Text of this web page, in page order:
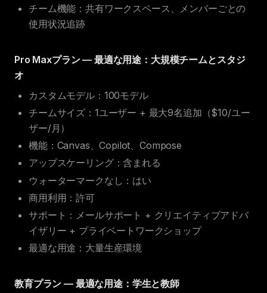
チーム機能：共有ワークスペース、メンバーごとの
使用状況追跡
Pro Maxプラン — 最適な用途：大規模チームとスタジ
オ
カスタムモデル：100モデル
チームサイズ：1ユーザー + 最大9名追加（$10/ユー
ザー/月）
機能：Canvas、Copilot、Compose
アップスケーリング：含まれる
ウォーターマークなし：はい
商用利用：許可
サポート：メールサポート + クリエイティブアドバ
イザリー + プライベートワークショップ
最適な用途：大量生産環境
教育プラン — 最適な用途：学生と教師